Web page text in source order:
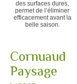
des surfaces dures,
permet de l’éliminer
efficacement avant la
belle saison.
Cornuaud
Paysage